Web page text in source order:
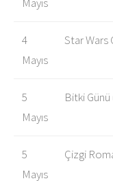
Mayıs
4
Mayıs
Star Wars
5
Mayıs
Bitki
5
Mayıs
Çizgi